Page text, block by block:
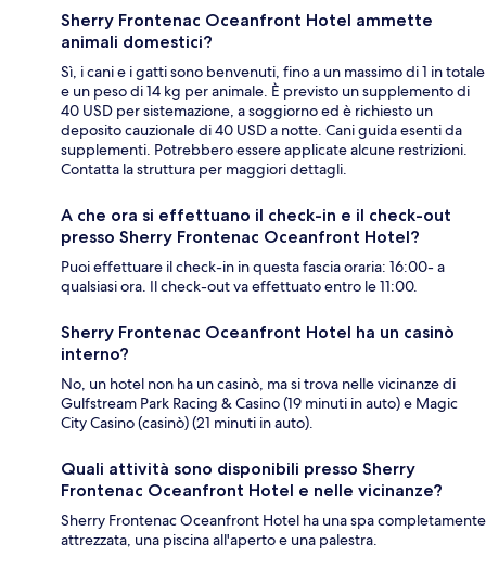
Sherry Frontenac Oceanfront Hotel ammette
animali domestici?
Sì, i cani e i gatti sono benvenuti, fino a un massimo di 1 in totale
e un peso di 14 kg per animale. È previsto un supplemento di
40 USD per sistemazione, a soggiorno ed è richiesto un
deposito cauzionale di 40 USD a notte. Cani guida esenti da
supplementi. Potrebbero essere applicate alcune restrizioni.
Contatta la struttura per maggiori dettagli.
A che ora si effettuano il check-in e il check-out
presso Sherry Frontenac Oceanfront Hotel?
Puoi effettuare il check-in in questa fascia oraria: 16:00- a
qualsiasi ora. Il check-out va effettuato entro le 11:00.
Sherry Frontenac Oceanfront Hotel ha un casinò
interno?
No, un hotel non ha un casinò, ma si trova nelle vicinanze di
Gulfstream Park Racing & Casino (19 minuti in auto) e Magic
City Casino (casinò) (21 minuti in auto).
Quali attività sono disponibili presso Sherry
Frontenac Oceanfront Hotel e nelle vicinanze?
Sherry Frontenac Oceanfront Hotel ha una spa completamente
attrezzata, una piscina all'aperto e una palestra.